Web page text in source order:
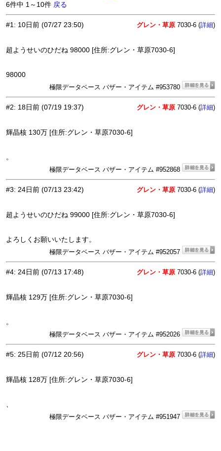
6件中 1～10件 戻る
#1: 10日前 (07/27 23:50) グレン・草原 7030-6 (詳細)
超ようせいのひだね 98000 [住所:グレン・草原7030-6]
98000
極限データベース バザー・アイテム #953780
#2: 18日前 (07/19 19:37) グレン・草原 7030-6 (詳細)
輝晶核 130万 [住所:グレン・草原7030-6]
。
極限データベース バザー・アイテム #952868
#3: 24日前 (07/13 23:42) グレン・草原 7030-6 (詳細)
超ようせいのひだね 99000 [住所:グレン・草原7030-6]
よろしくお願いいたします。
極限データベース バザー・アイテム #952057
#4: 24日前 (07/13 17:48) グレン・草原 7030-6 (詳細)
輝晶核 129万 [住所:グレン・草原7030-6]
。
極限データベース バザー・アイテム #952026
#5: 25日前 (07/12 20:56) グレン・草原 7030-6 (詳細)
輝晶核 128万 [住所:グレン・草原7030-6]
、
極限データベース バザー・アイテム #951947